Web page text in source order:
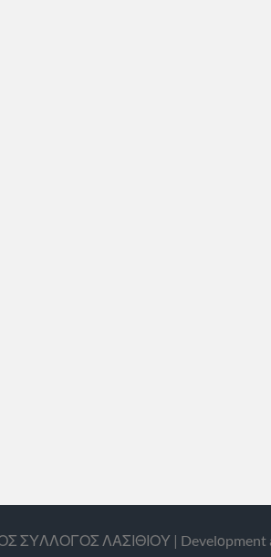
ΣΥΛΛΟΓΟΣ ΛΑΣΙΘΙΟΥ | Develοpment